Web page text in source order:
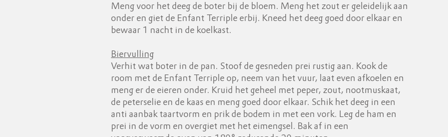
Meng voor het deeg de boter bij de bloem. Meng het zout er geleidelijk aan
onder en giet de Enfant Terriple erbij. Kneed het deeg goed door elkaar en
bewaar 1 nacht in de koelkast.
Biervulling
Verhit wat boter in de pan. Stoof de gesneden prei rustig aan. Kook de
room met de Enfant Terriple op, neem van het vuur, laat even afkoelen en
meng er de eieren onder. Kruid het geheel met peper, zout, nootmuskaat,
de peterselie en de kaas en meng goed door elkaar. Schik het deeg in een
anti aanbak taartvorm en prik de bodem in met een vork. Leg de ham en
prei in de vorm en overgiet met het eimengsel. Bak af in een